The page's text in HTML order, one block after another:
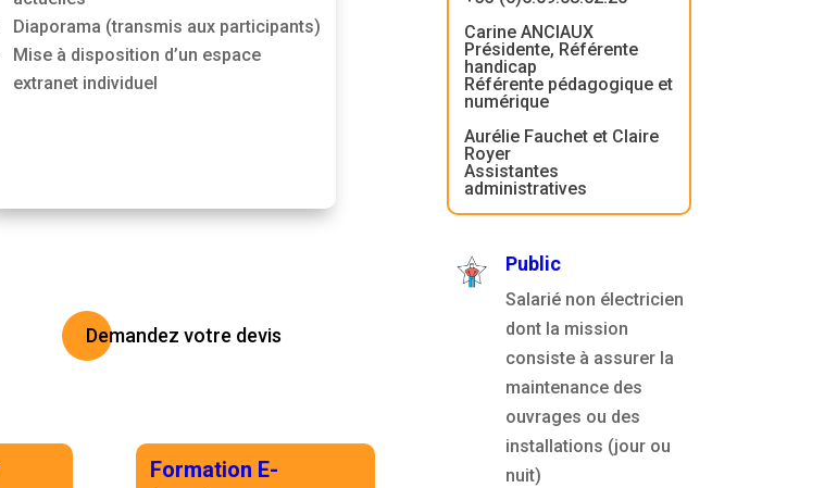
Diaporama (transmis aux participants)
Mise à disposition d’un espace
extranet individuel
Demandez votre devis
Formation E-
Carine ANCIAUX
Présidente, Référente
handicap
Référente pédagogique et
numérique
Aurélie Fauchet et Claire
Royer
Assistantes
administratives
Public
Salarié non électricien
dont la mission
consiste à assurer la
maintenance des
ouvrages ou des
installations (jour ou
nuit)